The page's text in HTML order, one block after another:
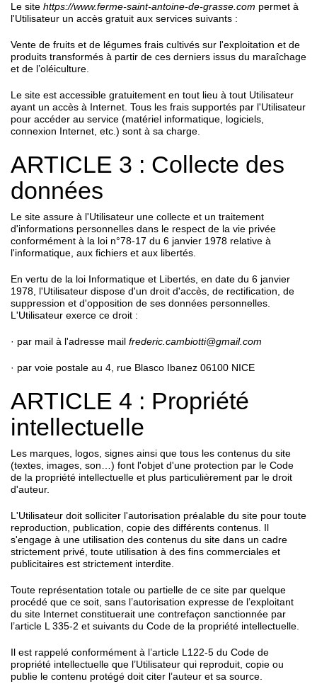
Le site https://www.ferme-saint-antoine-de-grasse.com permet à
l'Utilisateur un accès gratuit aux services suivants :
Vente de fruits et de légumes frais cultivés sur l'exploitation et de
produits transformés à partir de ces derniers issus du maraîchage
et de l’oléiculture.
Le site est accessible gratuitement en tout lieu à tout Utilisateur
ayant un accès à Internet. Tous les frais supportés par l'Utilisateur
pour accéder au service (matériel informatique, logiciels,
connexion Internet, etc.) sont à sa charge.
ARTICLE 3 : Collecte des
données
Le site assure à l'Utilisateur une collecte et un traitement
d'informations personnelles dans le respect de la vie privée
conformément à la loi n°78-17 du 6 janvier 1978 relative à
l'informatique, aux fichiers et aux libertés.
En vertu de la loi Informatique et Libertés, en date du 6 janvier
1978, l'Utilisateur dispose d'un droit d'accès, de rectification, de
suppression et d'opposition de ses données personnelles.
L'Utilisateur exerce ce droit :
· par mail à l'adresse mail frederic.cambiotti@gmail.com
· par voie postale au 4, rue Blasco Ibanez 06100 NICE
ARTICLE 4 : Propriété
intellectuelle
Les marques, logos, signes ainsi que tous les contenus du site
(textes, images, son…) font l'objet d'une protection par le Code
de la propriété intellectuelle et plus particulièrement par le droit
d'auteur.
L'Utilisateur doit solliciter l'autorisation préalable du site pour toute
reproduction, publication, copie des différents contenus. Il
s'engage à une utilisation des contenus du site dans un cadre
strictement privé, toute utilisation à des fins commerciales et
publicitaires est strictement interdite.
Toute représentation totale ou partielle de ce site par quelque
procédé que ce soit, sans l’autorisation expresse de l’exploitant
du site Internet constituerait une contrefaçon sanctionnée par
l’article L 335-2 et suivants du Code de la propriété intellectuelle.
Il est rappelé conformément à l’article L122-5 du Code de
propriété intellectuelle que l’Utilisateur qui reproduit, copie ou
publie le contenu protégé doit citer l’auteur et sa source.